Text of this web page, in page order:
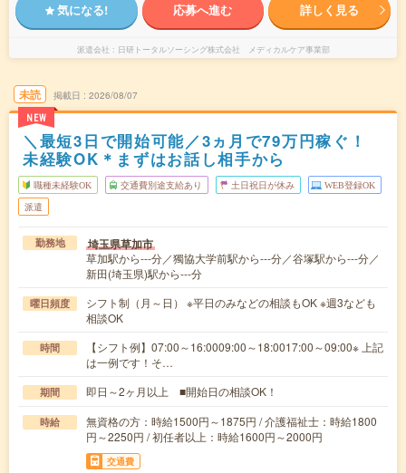
気になる! 応募へ進む 詳しく見る
派遣会社 日研トータルソーシング株式会社 メディカルケア事業部
未読
NEW
掲載日 2026/08/07
＼最短3日で開始可能／3ヵ月で79万円稼ぐ！
未経験OK＊まずはお話し相手から
職種未経験OK 交通費別途支給あり 土日祝日が休み WEB登録OK
派遣
勤務地 埼玉県草加市
草加駅から---分／獨協大学前駅から---分／谷塚駅から---分／
新田(埼玉県)駅から---分
曜日頻度
シフト制（月～日） ※平日のみなどの相談もOK ※週3なども
相談OK
時間
【シフト例】07:00～16:0009:00～18:0017:00～09:00※ 上記
は一例です！そ…
期間 即日～2ヶ月以上 ■開始日の相談OK！
時給
無資格の方：時給1500円～1875円 / 介護福祉士：時給1800
円～2250円 / 初任者以上：時給1600円～2000円
交通費